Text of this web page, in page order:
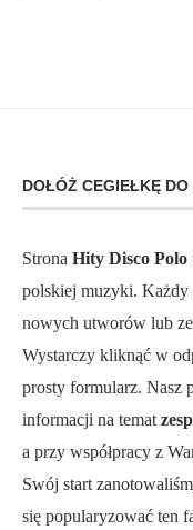
DOŁÓŻ CEGIEŁKĘ
Strona Hity Disco Polo
polskiej muzyki.
nowych utworów lub
Wystarczy kliknąć w
prosty formularz. Nasz
informacji na temat
a przy współpracy z
Swój start
się popularyzować ten